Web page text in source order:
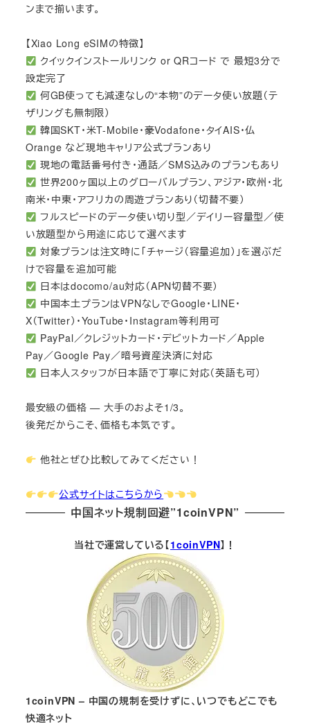
ンまで揃います。
【Xiao Long eSIMの特徴】
クイックインストールリンク or QRコード で 最短3分で
設定完了
何GB使っても減速なしの“本物”のデータ使い放題（テ
ザリングも無制限）
韓国SKT・米T-Mobile・豪Vodafone・タイAIS・仏
Orange など現地キャリア公式プランあり
現地の電話番号付き・通話／SMS込みのプランもあり
世界200ヶ国以上のグローバルプラン、アジア・欧州・北
南米・中東・アフリカの周遊プランあり（切替不要）
フルスピードのデータ使い切り型／デイリー容量型／使
い放題型から用途に応じて選べます
対象プランは注文時に「チャージ（容量追加）」を選ぶだ
けで容量を追加可能
日本はdocomo/au対応（APN切替不要）
中国本土プランはVPNなしでGoogle・LINE・
X（Twitter）・YouTube・Instagram等利用可
PayPal／クレジットカード・デビットカード／Apple
Pay／Google Pay／暗号資産決済に対応
日本人スタッフが日本語で丁寧に対応（英語も可）
最安級の価格 — 大手のおよそ1/3。
後発だからこそ、価格も本気です。
他社とぜひ比較してみてください！
公式サイトはこちらから
中国ネット規制回避”1coinVPN”
当社で運営している【1coinVPN】！
1coinVPN – 中国の規制を受けずに、いつでもどこでも
快適ネット